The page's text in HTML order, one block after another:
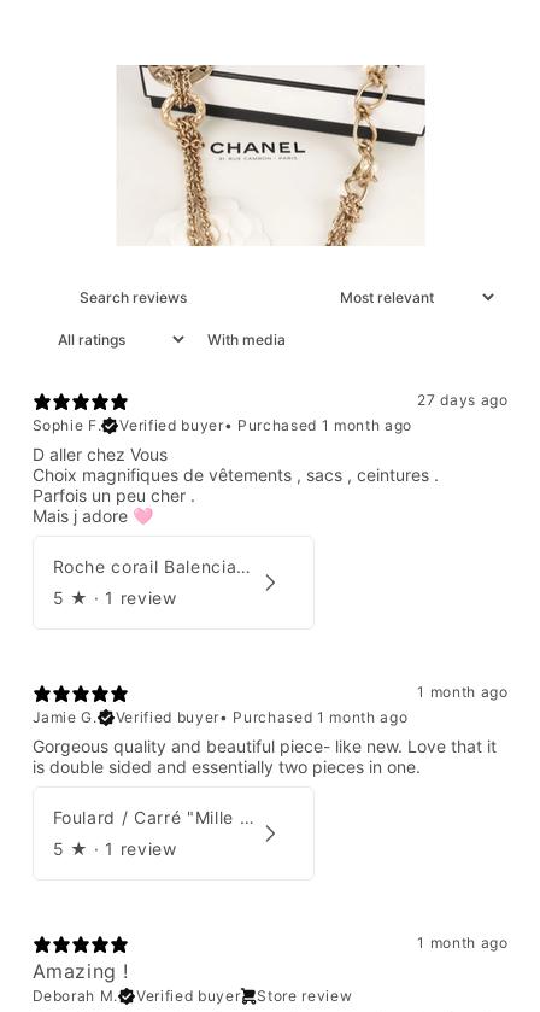
With media
27 days ago
Sophie F.
Verified buyer• Purchased 1 month ago
D aller chez Vous
Choix magnifiques de vêtements , sacs , ceintures .
Parfois un peu cher .
Mais j adore 🩷
Roche corail Balenciaga 2006
5 ★ · 1 review
1 month ago
Jamie G.
Verified buyer• Purchased 1 month ago
Gorgeous quality and beautiful piece- like new. Love that it
is double sided and essentially two pieces in one.
Foulard / Carré "Mille Feuilles de Soie" Hermès par Natsuno Hidaka
5 ★ · 1 review
1 month ago
Amazing !
Deborah M. Verified buyer Store review